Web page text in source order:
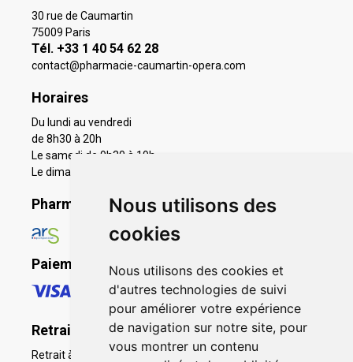
Nous utilisons des
cookies
Nous utilisons des cookies et
d'autres technologies de suivi
pour améliorer votre expérience
de navigation sur notre site, pour
vous montrer un contenu
30 rue de Caumartin
75009 Paris
Tél. +33 1 40 54 62 28
contact@pharmacie-caumartin-opera.com
Horaires
Du lundi au vendredi
de 8h30 à 20h
Le samedi de 9h30 à 19h
Le dimanche 11h à 19h
Pharmacie en ligne agréée
Paiement sécurisé
Retrait - Livraison
Retrait à la pharmacie - Click & Collect